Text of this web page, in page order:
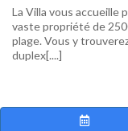
La Villa vous accueille
vaste propriété de
plage. Vous y
duplex[....]